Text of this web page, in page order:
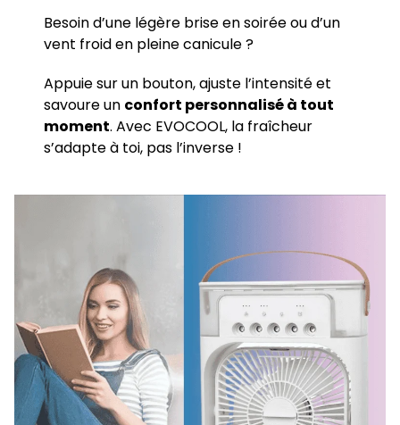
Besoin d’une légère brise en soirée ou d’un
vent froid en pleine canicule ?
Appuie sur un bouton, ajuste l’intensité et
savoure un confort personnalisé à tout
moment. Avec EVOCOOL, la fraîcheur
s’adapte à toi, pas l’inverse !